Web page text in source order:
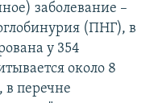
заболевание –
(ПНГ), в
у 354
около 8
в перечне